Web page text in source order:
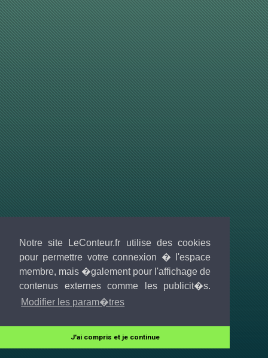
Notre site LeConteur.fr utilise des cookies
pour permettre votre connexion � l'espace
membre, mais �galement pour l'affichage de
contenus externes comme les publicit�s.
Modifier les param�tres
J'ai compris et je continue